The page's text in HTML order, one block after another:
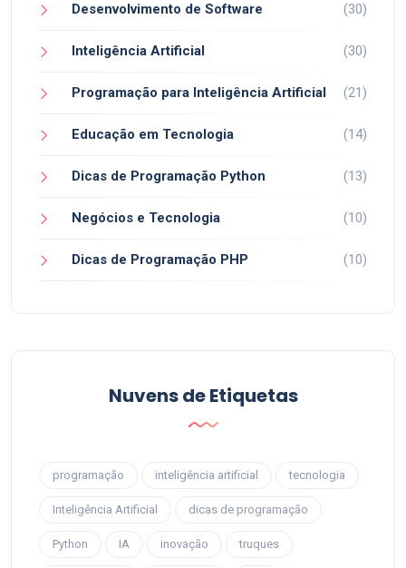
Desenvolvimento de Software (30)
Inteligência Artificial (30)
Programação para Inteligência Artificial (21)
Educação em Tecnologia (14)
Dicas de Programação Python (13)
Negócios e Tecnologia (10)
Dicas de Programação PHP (10)
Nuvens de Etiquetas
programação inteligência artificial tecnologia
Inteligência Artificial dicas de programação
Python IA inovação truques